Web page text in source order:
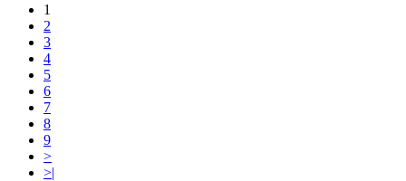
1
2
3
4
5
6
7
8
9
>
>|